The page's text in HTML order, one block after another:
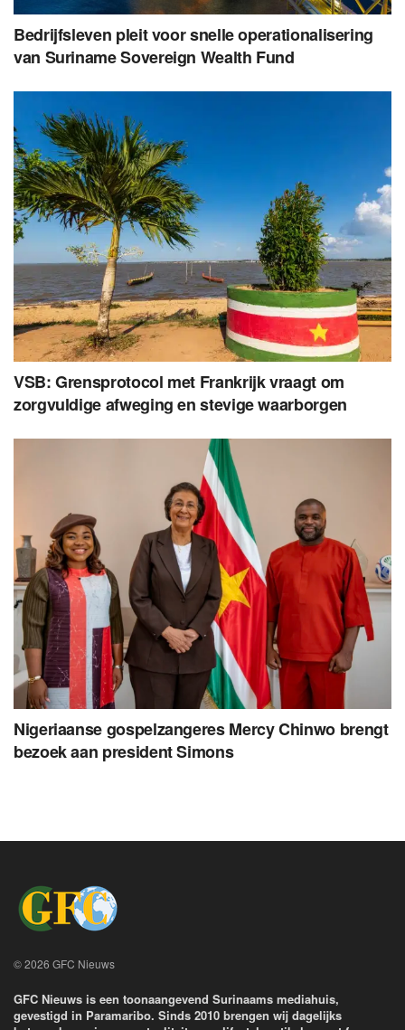
Bedrijfsleven pleit voor snelle operationalisering
van Suriname Sovereign Wealth Fund
VSB: Grensprotocol met Frankrijk vraagt om
zorgvuldige afweging en stevige waarborgen
Nigeriaanse gospelzangeres Mercy Chinwo brengt
bezoek aan president Simons
© 2026 GFC Nieuws
GFC Nieuws is een toonaangevend Surinaams mediahuis,
gevestigd in Paramaribo. Sinds 2010 brengen wij dagelijks